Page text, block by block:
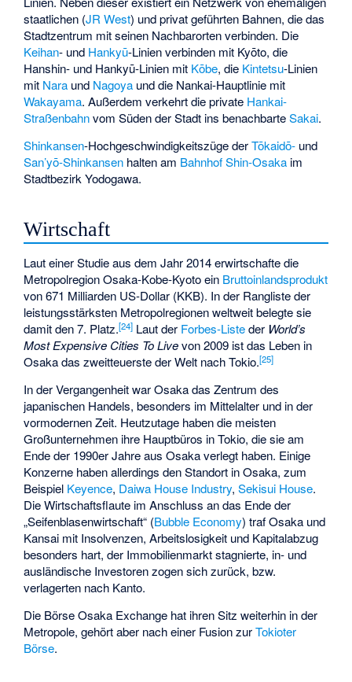
staatlichen (JR West) und privat geführten Bahnen, die das
Stadtzentrum mit seinen Nachbarorten verbinden. Die
Keihan- und Hankyū-Linien verbinden mit Kyōto, die
Hanshin- und Hankyū-Linien mit Kōbe, die Kintetsu-Linien
mit Nara und Nagoya und die Nankai-Hauptlinie mit
Wakayama. Außerdem verkehrt die private Hankai-
Straßenbahnvom Süden der Stadt ins benachbarteSakai.
Shinkansen-Hochgeschwindigkeitszüge derTōkaidō- und
San’yō-Shinkansen halten am Bahnhof Shin-Osaka im
Stadtbezirk Yodogawa.
Wirtschaft
Laut einer Studie aus dem Jahr 2014 erwirtschafte die
Metropolregion Osaka-Kobe-Kyoto ein Bruttoinlandsprodukt
von 671 Milliarden US-Dollar (KKB). In der Rangliste der
leistungsstärksten Metropolregionen weltweit belegte sie
damit den 7. Platz.[24] Laut der Forbes-Listeder World’s
Most Expensive Cities To Livevon 2009 ist das Leben in
Osaka das zweitteuerste der Welt nach Tokio.[25]
In der Vergangenheit war Osaka das Zentrum des
japanischen Handels, besonders im Mittelalter und in der
vormodernen Zeit. Heutzutage haben die meisten
Großunternehmen ihre Hauptbüros in Tokio, die sie am
Ende der 1990er Jahre aus Osaka verlegt haben. Einige
Konzerne haben allerdings den Standort in Osaka, zum
Beispiel Keyence, Daiwa House Industry,Sekisui House.
Die Wirtschaftsflaute im Anschluss an das Ende der
„Seifenblasenwirtschaft“ (Bubble Economy) traf Osaka und
Kansai mit Insolvenzen, Arbeitslosigkeit und Kapitalabzug
besonders hart, der Immobilienmarkt stagnierte, in- und
ausländische Investoren zogen sich zurück, bzw.
verlagerten nach Kanto.
Die BörseOsaka Exchange hat ihren Sitz weiterhin in der
Metropole, gehört aber nach einer Fusion zurTokioter
Börse.